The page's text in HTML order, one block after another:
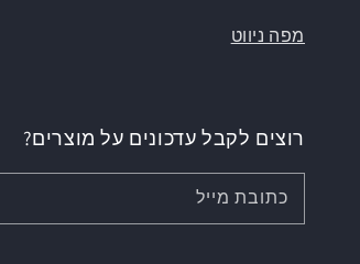
מפה ניווט
רוצים לקבל עדכונים על מוצרים?
כתובת מייל